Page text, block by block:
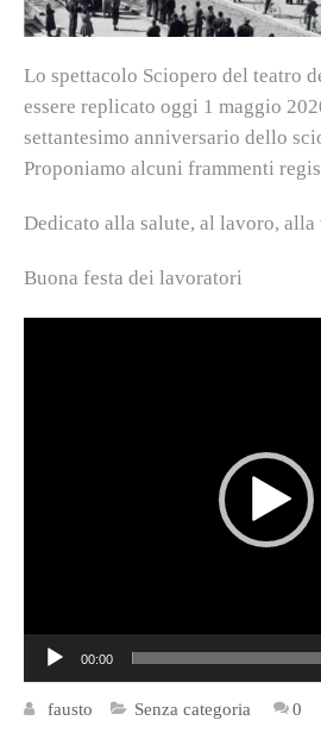
Lo spettacolo Sciopero del teatro
essere replicato oggi 1 maggio
settantesimo anniversario dello
Proponiamo alcuni frammenti
Dedicato alla salute, al lavoro, alla
Buona festa dei lavoratori
00:00
fausto Senza categoria 0